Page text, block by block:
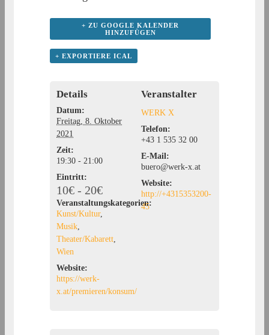
+ ZU GOOGLE KALENDER
HINZUFÜGEN
+ EXPORTIERE ICAL
Details
Datum:
Freitag, 8. Oktober
2021
Zeit:
19:30 - 21:00
Eintritt:
10€ - 20€
Veranstaltungskategorien:
Kunst/Kultur,
Musik,
Theater/Kabarett,
Wien
Website:
https://werk-
x.at/premieren/konsum/
Veranstalter
WERK X
Telefon:
+43 1 535 32 00
E-Mail:
buero@werk-x.at
Website:
http://+4315353200-
45